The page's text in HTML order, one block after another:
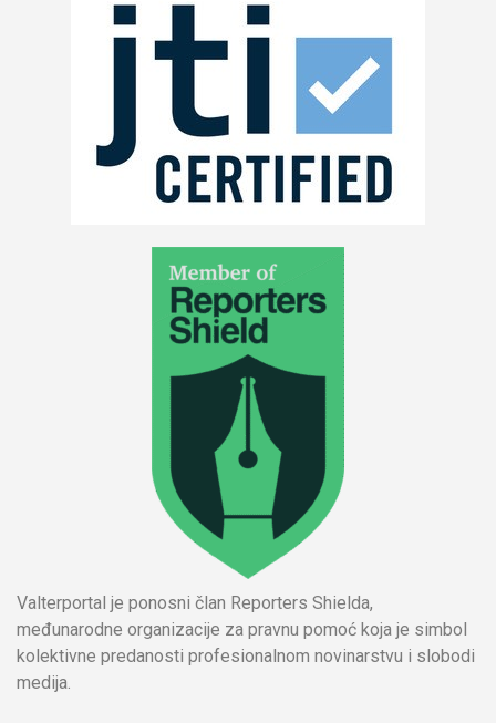
Valterportal je ponosni član Reporters Shielda,
međunarodne organizacije za pravnu pomoć koja je simbol
kolektivne predanosti profesionalnom novinarstvu i slobodi
medija.